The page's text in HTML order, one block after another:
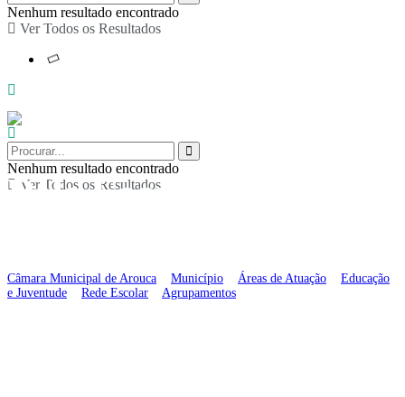
Nenhum resultado encontrado
Ver Todos os Resultados
Nenhum resultado encontrado
Ver Todos os Resultados
Pólo Escolar de
Câmara Municipal de Arouca Município Áreas de Atuação
Educação
e Juventude
Rede Escolar Agrupamentos